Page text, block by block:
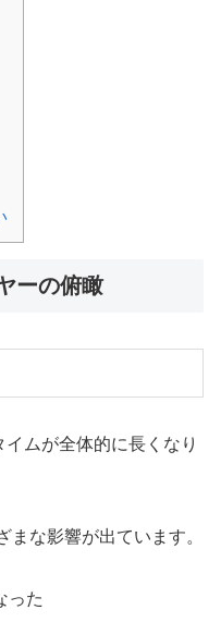
ーの俯瞰
ムが全体的に長くなり
まな影響が出ています。
った